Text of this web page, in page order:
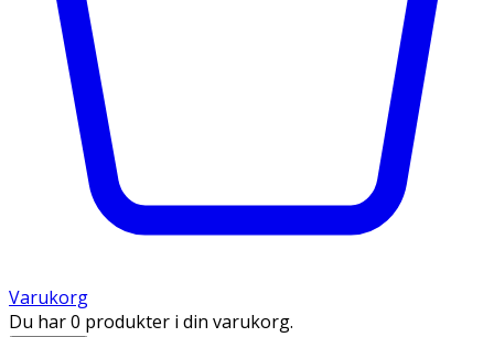
Varukorg
Du har 0 produkter i din varukorg.